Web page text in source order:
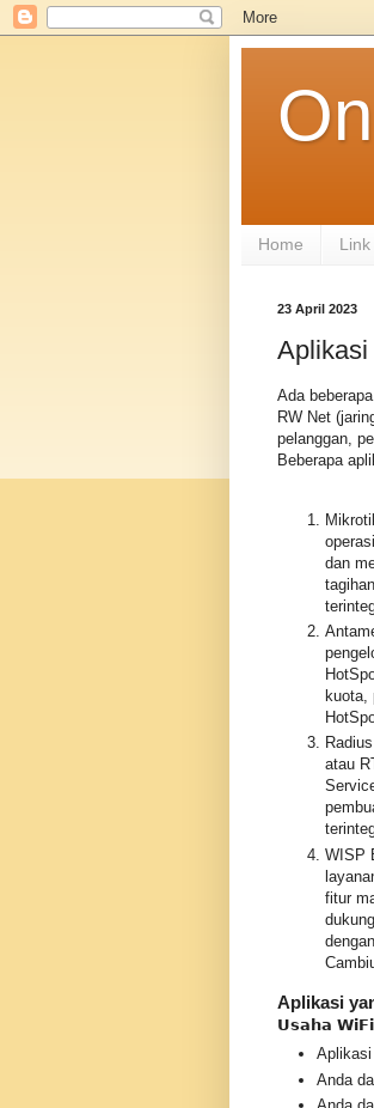
Home Link
23 April 2023
Aplikasi
Ada
RW Net
pelanggan,
Beberapa
dan
kuota,
atau
WISP
fitur
Aplikasi
𝗨𝘀𝗮𝗵𝗮
Anda